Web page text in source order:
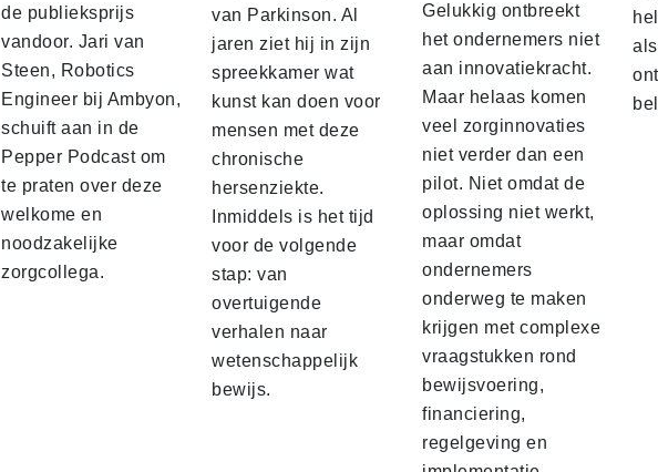
de publieksprijs
vandoor. Jari van
Steen, Robotics
Engineer bij Ambyon,
schuift aan in de
Pepper Podcast om
te praten over deze
welkome en
noodzakelijke
zorgcollega.
van Parkinson. Al
jaren ziet hij in zijn
spreekkamer wat
kunst kan doen voor
mensen met deze
chronische
hersenziekte.
Inmiddels is het tijd
voor de volgende
stap: van
overtuigende
verhalen naar
wetenschappelijk
bewijs.
Gelukkig ontbreekt
het ondernemers niet
aan innovatiekracht.
Maar helaas komen
veel zorginnovaties
niet verder dan een
pilot. Niet omdat de
oplossing niet werkt,
maar omdat
ondernemers
onderweg te maken
krijgen met complexe
vraagstukken rond
bewijsvoering,
financiering,
regelgeving en